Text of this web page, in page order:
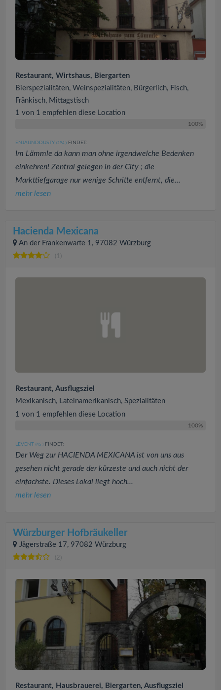
Restaurant, Wirtshaus, Biergarten
Bierspezialitäten, Weinspezialitäten, Bürgerlich, Fisch,
Fränkisch, Mittagstisch
1 von 1 empfehlen diese Location
100%
ENJAUNDDUSTY (294 ) FINDET:
Im Lämmle da kann man ohne irgendwelche Bedenken
einkehren! Zentral gelegen in der City ; die
Markttiefgarage nur wenige Schritte entfernt, die...
mehr lesen
Hacienda Mexicana
An der Frankenwarte 1, 97082 Würzburg
(1)
Restaurant, Ausflugsziel
Mexikanisch, Lateinamerikanisch, Spezialitäten
1 von 1 empfehlen diese Location
100%
LEVENT (45 ) FINDET:
Der Weg zur HACIENDA MEXICANA ist von uns aus
gesehen nicht gerade der kürzeste und auch nicht der
einfachste. Dieses Lokal liegt hoch...
mehr lesen
Würzburger Hofbräukeller
Jägerstraße 17, 97082 Würzburg
(2)
Restaurant, Hausbrauerei, Biergarten, Ausflugsziel